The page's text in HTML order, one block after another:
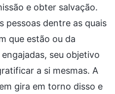
e obter salvação.
pessoas dentre as quais
que estão ou da
seu objetivo
a si mesmas. A
gira em torno disso e